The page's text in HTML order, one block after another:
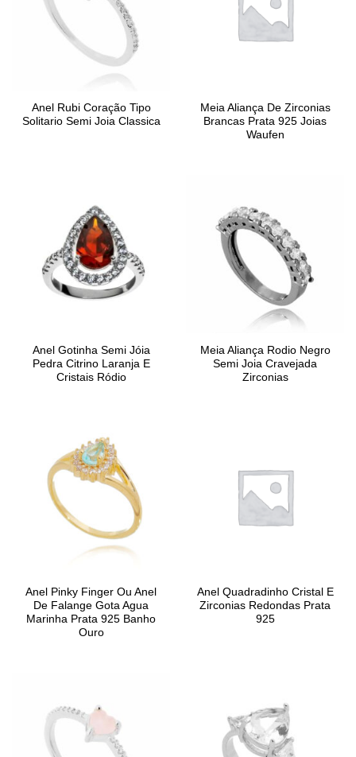
Anel Rubi Coração Tipo
Solitario Semi Joia Classica
Meia Aliança De Zirconias
Brancas Prata 925 Joias
Waufen
Anel Gotinha Semi Jóia
Pedra Citrino Laranja E
Cristais Ródio
Meia Aliança Rodio Negro
Semi Joia Cravejada
Zirconias
Anel Pinky Finger Ou Anel
De Falange Gota Agua
Marinha Prata 925 Banho
Ouro
Anel Quadradinho Cristal E
Zirconias Redondas Prata
925